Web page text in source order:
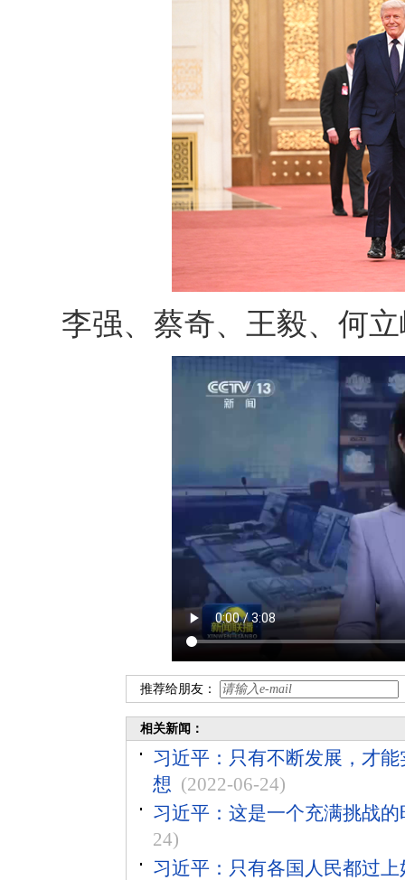
李强、蔡奇、王毅、何
推荐给朋友：
相关新闻：
习近平：只有不断发展，才
想 (2022-06-24)
习近平：这是一个充满挑战
24)
习近平：只有各国人民都过